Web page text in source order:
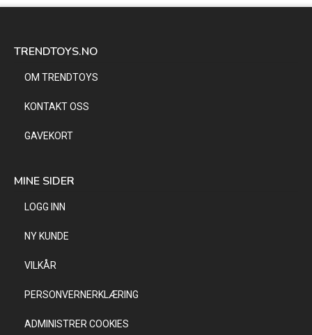
TRENDTOYS.NO
OM TRENDTOYS
KONTAKT OSS
GAVEKORT
MINE SIDER
LOGG INN
NY KUNDE
VILKÅR
PERSONVERNERKLÆRING
ADMINISTRER COOKIES